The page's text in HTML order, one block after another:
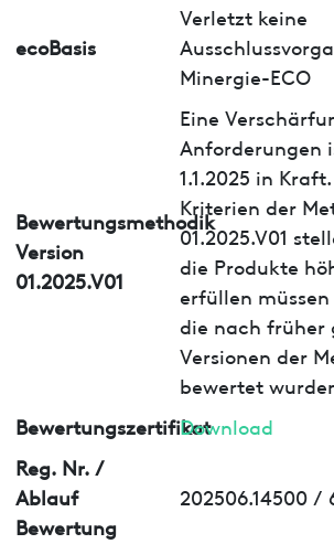
ecoBasis
Verletzt keine
Minergie-ECO
Bewertungsmethodik
Version
01.2025.V01
Eine
Anforderungen
1.1.2025 in
Kriterien der
01.2025.V01
die Produkte
erfüllen müssen
die nach früher
Versionen der
bewertet
BewertungszertifikatDownload
Reg. Nr. /
Ablauf
Bewertung
202506.14500 /